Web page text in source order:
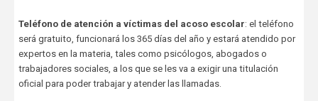
Teléfono de atención a víctimas del acoso escolar: el teléfono
será gratuito, funcionará los 365 días del año y estará atendido por
expertos en la materia, tales como psicólogos, abogados o
trabajadores sociales, a los que se les va a exigir una titulación
oficial para poder trabajar y atender las llamadas.